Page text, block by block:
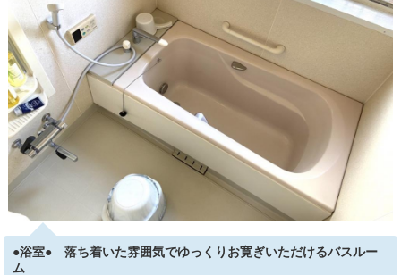
●浴室● 落ち着いた雰囲気でゆっくりお寛ぎいただけるバスルー
ム